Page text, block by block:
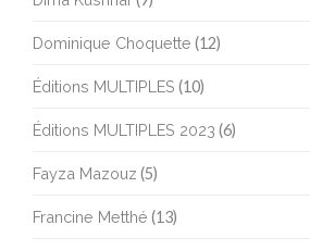
Dominique Choquette (12)
Éditions MULTIPLES (10)
Éditions MULTIPLES 2023 (6)
Fayza Mazouz (5)
Francine Metthé (13)